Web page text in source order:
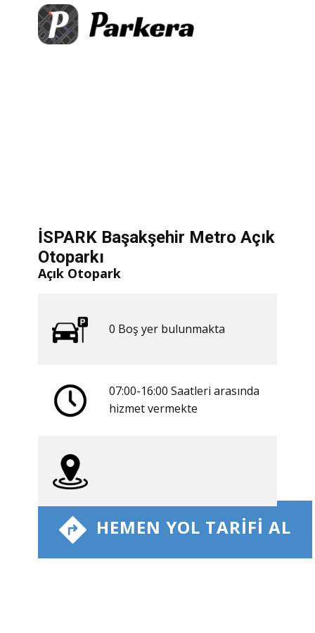
​ HEMEN YOL TARIFI AL
İSPARK Başakşehir Metro Açık
Otoparkı
Açık Otopark
0 ​​Boş yer bulunmakta
07:00-16:00 Saatleri arasında
​hizmet vermekte